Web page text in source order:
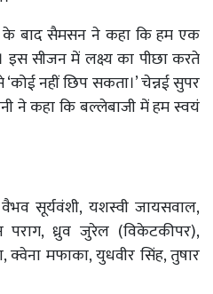
बाद सैमसन ने कहा कि हम एक
इस सीजन में लक्ष्य का पीछा करते
नहीं छिप सकता।’ चेन्नई सुपर
ने कहा कि बल्लेबाजी में हम स्वयं
सूर्यवंशी, यशस्वी जायसवाल,
ध्रुव जुरेल (विकेटकीपर),
क्वेना मफाका, युधवीर सिंह, तुषार